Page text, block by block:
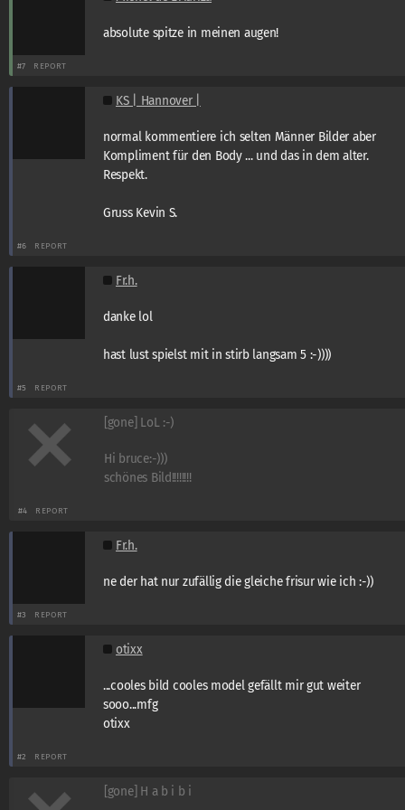
absolute spitze in meinen augen!
#7 REPORT
KS | Hannover |
normal kommentiere ich selten Männer Bilder aber
Kompliment für den Body ... und das in dem alter.
Respekt.
Gruss Kevin S.
#6 REPORT
Fr.h.
danke lol
hast lust spielst mit in stirb langsam 5 :-))))
#5 REPORT
[gone] LoL :-)
Hi bruce:-)))
schönes Bild!!!!!!!!
#4 REPORT
Fr.h.
ne der hat nur zufällig die gleiche frisur wie ich :-))
#3 REPORT
otixx
...cooles bild cooles model gefällt mir gut weiter
sooo...mfg
otixx
#2 REPORT
[gone] H a b i b i